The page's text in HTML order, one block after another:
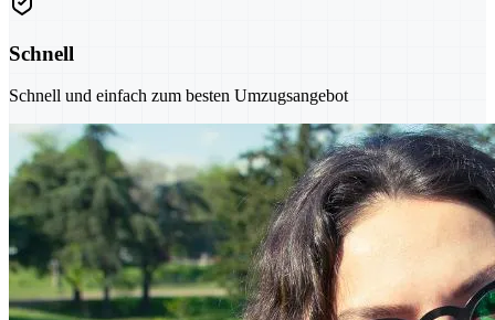
Schnell
Schnell und einfach zum besten Umzugsangebot